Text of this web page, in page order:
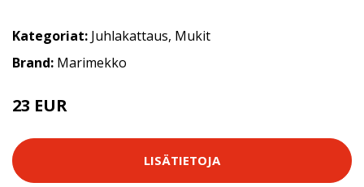
Kategoriat: Juhlakattaus, Mukit
Brand: Marimekko
23 EUR
LISÄTIETOJA